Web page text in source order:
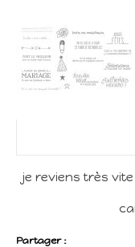
je reviens très
Partager :